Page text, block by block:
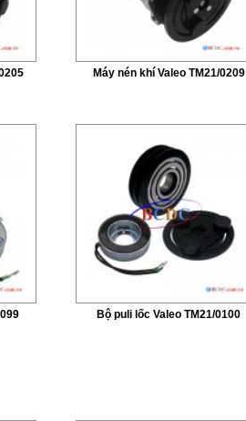
Máy nén khí Valeo TM21/0209
Bộ puli lốc Valeo TM21/0100